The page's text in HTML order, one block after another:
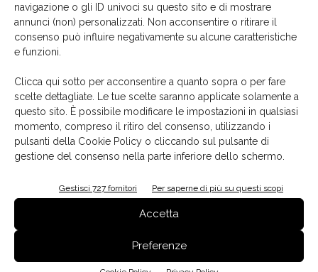
navigazione o gli ID univoci su questo sito e di mostrare
annunci (non) personalizzati. Non acconsentire o ritirare il
consenso può influire negativamente su alcune caratteristiche
e funzioni.
Clicca qui sotto per acconsentire a quanto sopra o per fare
scelte dettagliate. Le tue scelte saranno applicate solamente a
questo sito. È possibile modificare le impostazioni in qualsiasi
momento, compreso il ritiro del consenso, utilizzando i
pulsanti della Cookie Policy o cliccando sul pulsante di
gestione del consenso nella parte inferiore dello schermo.
Gestisci 727 fornitori Per saperne di più su questi scopi
Accetta
Preferenze
Progettare con la luce naturale